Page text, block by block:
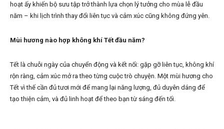
hoạt ấy khiến bộ sưu tập trở thành lựa chọn lý tưởng cho mùa lễ đầu
năm – khi lịch trình thay đổi liên tục và cảm xúc cũng không đứng yên.
Mùi hương nào hợp không khí Tết đầu năm?
Tết là chuỗi ngày của chuyển động và kết nối: gặp gỡ liên tục, không khí
rộn ràng, cảm xúc mở ra theo từng cuộc trò chuyện. Một mùi hương cho
Tết vì thế cần đủ tươi mới để mang lại năng lượng, đủ duyên dáng để
tạo thiện cảm, và đủ linh hoạt để theo bạn từ sáng đến tối.